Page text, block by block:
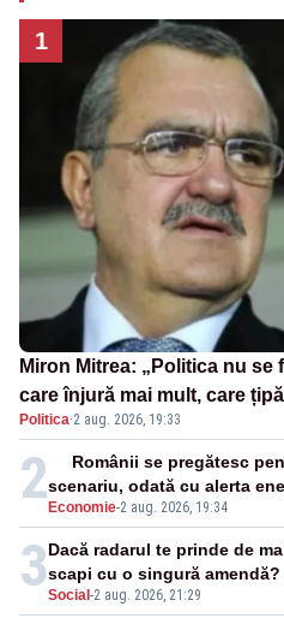
1
Miron Mitrea: „Politica nu se
care înjură mai mult, care
Politica·2 aug. 2026, 19:33
2 Economie-2 aug. 2026, 19:34
Românii se pregătesc
scenariu, odată cu alerta
3Social -2 aug. 2026, 21:29
Dacă radarul te prinde de
scapi cu o singură